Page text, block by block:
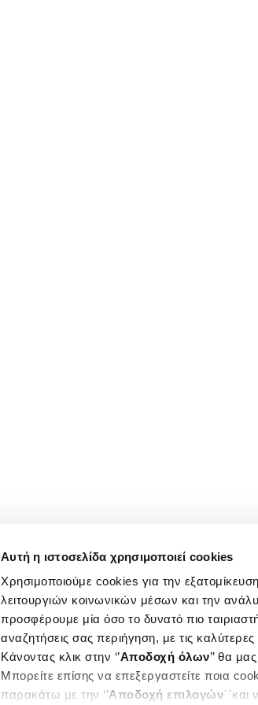
Αυτή η ιστοσελίδα χρησιμοποιεί cookies
Χρησιμοποιούμε cookies για την
λειτουργιών κοινωνικών μέσων και την
προσφέρουμε μία όσο το δυνατό πιο
αναζητήσεις σας περιήγηση, με τις
Κάνοντας κλικ στην ‘’Αποδοχή όλων’’ θα
Μπορείτε επίσης να επεξεργαστείτε ποια
παρακάτω με την ‘’Αποδοχή επιλογών